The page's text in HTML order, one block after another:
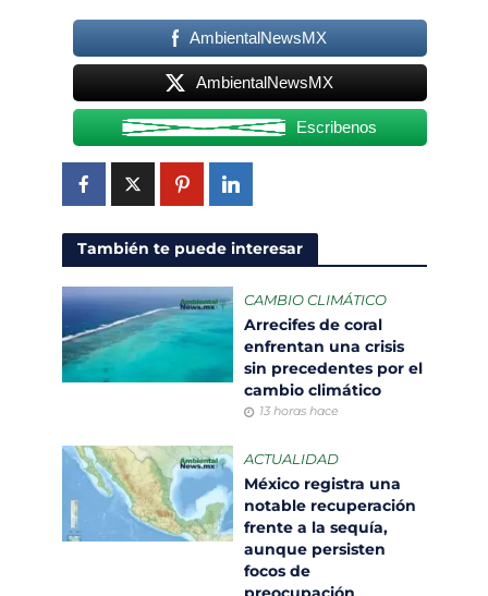
AmbientalNewsMX
AmbientalNewsMX
Escribenos
También te puede interesar
CAMBIO CLIMÁTICO
Arrecifes de coral
enfrentan una crisis
sin precedentes por el
cambio climático
13 horas hace
ACTUALIDAD
México registra una
notable recuperación
frente a la sequía,
aunque persisten
focos de